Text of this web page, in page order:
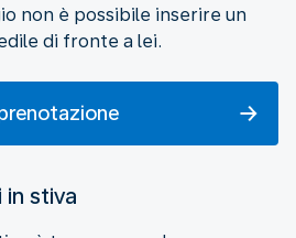
non è possibile inserire un
di fronte a lei.
stiva